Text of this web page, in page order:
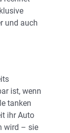
und auch
ist, wenn
tanken
ihr Auto
wird – sie